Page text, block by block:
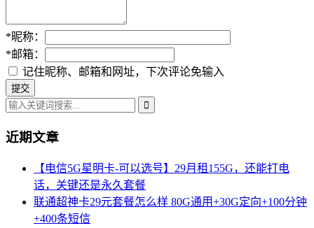
*昵称：
*邮箱：
记住昵称、邮箱和网址，下次评论免输入
近期文章
【电信5G星明卡-可以选号】29月租155G，还能打电
话，关键还是永久套餐
联通超神卡29元套餐怎么样 80G通用+30G定向+100分钟
+400条短信